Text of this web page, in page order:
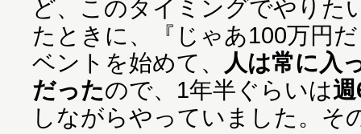
ど、このタイミングでやりた
たときに、『じゃあ100万円
ベントを始めて、
人は常に入
だったので、1年半ぐらいは
しながらやっていました。そ